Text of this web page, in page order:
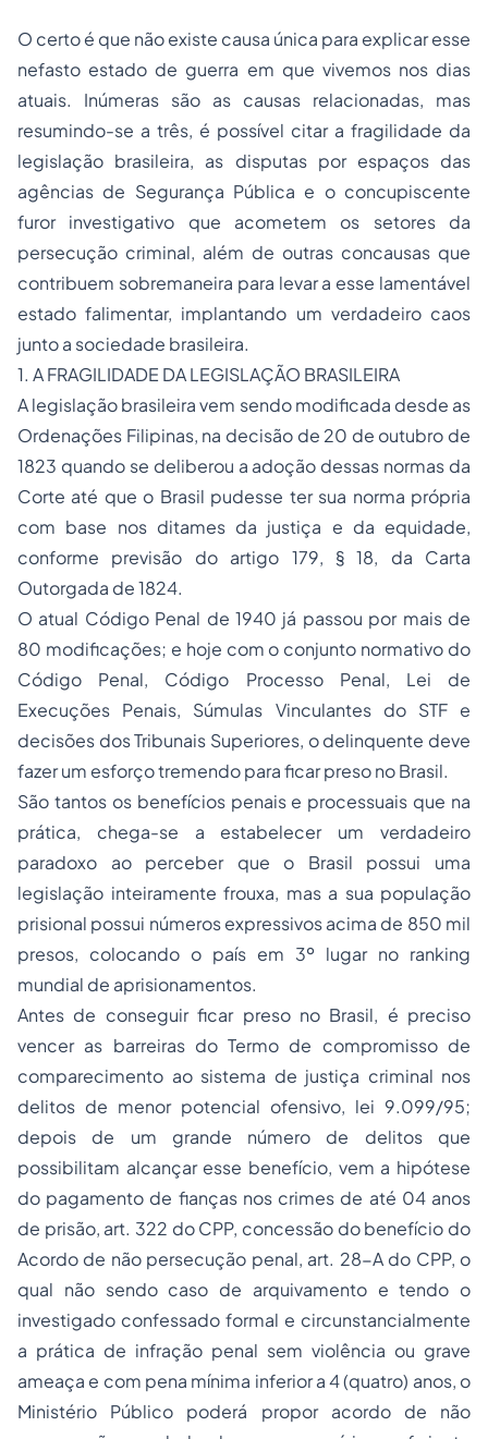
O certo é que não existe causa única para explicar esse
nefasto estado de guerra em que vivemos nos dias
atuais. Inúmeras são as causas relacionadas, mas
resumindo-se a três, é possível citar a fragilidade da
legislação brasileira, as disputas por espaços das
agências de Segurança Pública e o concupiscente
furor investigativo que acometem os setores da
persecução criminal, além de outras concausas que
contribuem sobremaneira para levar a esse lamentável
estado falimentar, implantando um verdadeiro caos
junto a sociedade brasileira.
1. A FRAGILIDADE DA LEGISLAÇÃO BRASILEIRA
A legislação brasileira vem sendo modificada desde as
Ordenações Filipinas, na decisão de 20 de outubro de
1823 quando se deliberou a adoção dessas normas da
Corte até que o Brasil pudesse ter sua norma própria
com base nos ditames da justiça e da equidade,
conforme previsão do artigo 179, § 18, da Carta
Outorgada de 1824.
O atual Código Penal de 1940 já passou por mais de
80 modificações; e hoje com o conjunto normativo do
Código Penal, Código Processo Penal, Lei de
Execuções Penais, Súmulas Vinculantes do STF e
decisões dos Tribunais Superiores, o delinquente deve
fazer um esforço tremendo para ficar preso no Brasil.
São tantos os benefícios penais e processuais que na
prática, chega-se a estabelecer um verdadeiro
paradoxo ao perceber que o Brasil possui uma
legislação inteiramente frouxa, mas a sua população
prisional possui números expressivos acima de 850 mil
presos, colocando o país em 3º lugar no ranking
mundial de aprisionamentos.
Antes de conseguir ficar preso no Brasil, é preciso
vencer as barreiras do Termo de compromisso de
comparecimento ao sistema de justiça criminal nos
delitos de menor potencial ofensivo, lei 9.099/95;
depois de um grande número de delitos que
possibilitam alcançar esse benefício, vem a hipótese
do pagamento de fianças nos crimes de até 04 anos
de prisão, art. 322 do CPP, concessão do benefício do
Acordo de não persecução penal, art. 28-A do CPP, o
qual não sendo caso de arquivamento e tendo o
investigado confessado formal e circunstancialmente
a prática de infração penal sem violência ou grave
ameaça e com pena mínima inferior a 4 (quatro) anos, o
Ministério Público poderá propor acordo de não